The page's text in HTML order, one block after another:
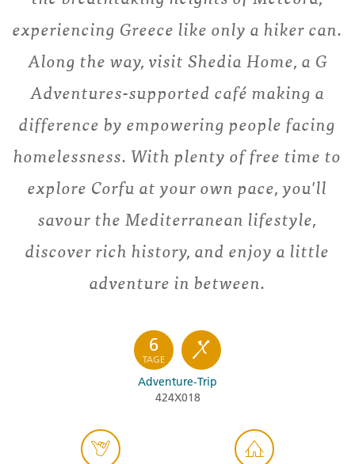
experiencing Greece like only a hiker can.
Along the way, visit Shedia Home, a G
Adventures-supported café making a
difference by empowering people facing
homelessness. With plenty of free time to
explore Corfu at your own pace, you'll
savour the Mediterranean lifestyle,
discover rich history, and enjoy a little
adventure in between.
6
TAGE
Adventure-Trip
424X018